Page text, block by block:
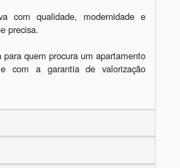
com qualidade, modernidade e
precisa.
para quem procura um apartamento
e com a garantia de valorização